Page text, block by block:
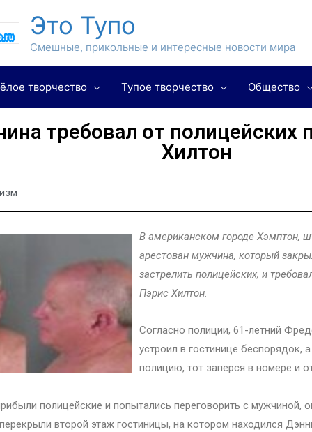
Это Тупо
Смешные, прикольные и интересные новости мира
творчество Тупое творчество Общество
требовал от полицейских
Хилтон
В американском городе Хэмптон,
арестован мужчина, который
застрелить полицейских, и
Пэрис Хилтон.
Согласно полиции, 61-летний
устроил в гостинице беспорядок,
полицию, тот заперся в номере и
полицейские и попытались переговорить с мужчиной,
второй этаж гостиницы, на котором находился